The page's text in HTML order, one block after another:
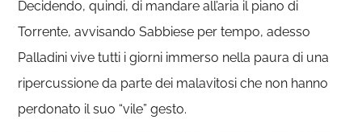
Decidendo, quindi, di mandare all’aria il piano di
Torrente, avvisando Sabbiese per tempo, adesso
Palladini vive tutti i giorni immerso nella paura di una
ripercussione da parte dei malavitosi che non hanno
perdonato il suo “vile” gesto.